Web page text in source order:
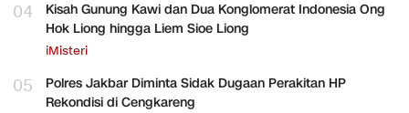
04
Kisah Gunung Kawi dan Dua Konglomerat Indonesia Ong
Hok Liong hingga Liem Sioe Liong
iMisteri
05
Polres Jakbar Diminta Sidak Dugaan Perakitan HP
Rekondisi di Cengkareng